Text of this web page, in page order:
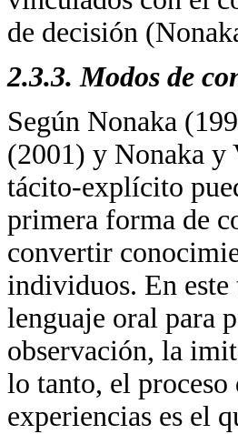
de decisión
2.3.3. Modos de
Según Nonaka
(2001) y Nonaka y
tácito-explícito
primera forma de
convertir
individuos. En este
lenguaje oral para
observación, la
lo tanto, el
experiencias es el